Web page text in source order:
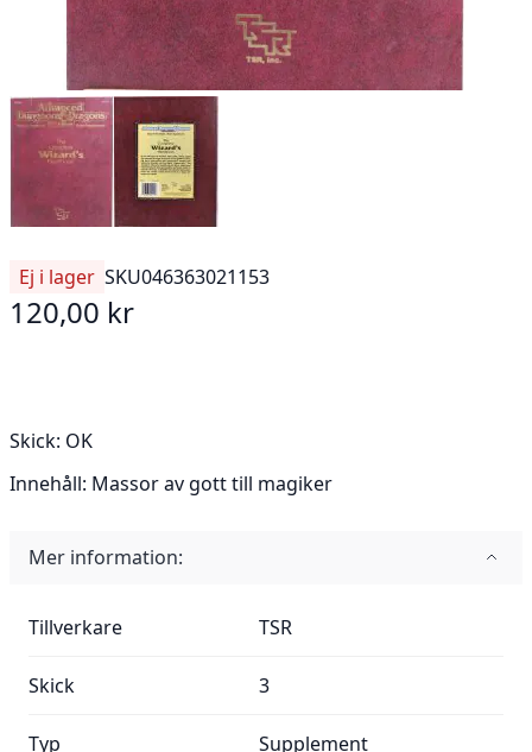
Ej i lager SKU046363021153
120,00 kr
Skick: OK
Innehåll: Massor av gott till magiker
Mer information:
Tillverkare TSR
Skick 3
Typ Supplement